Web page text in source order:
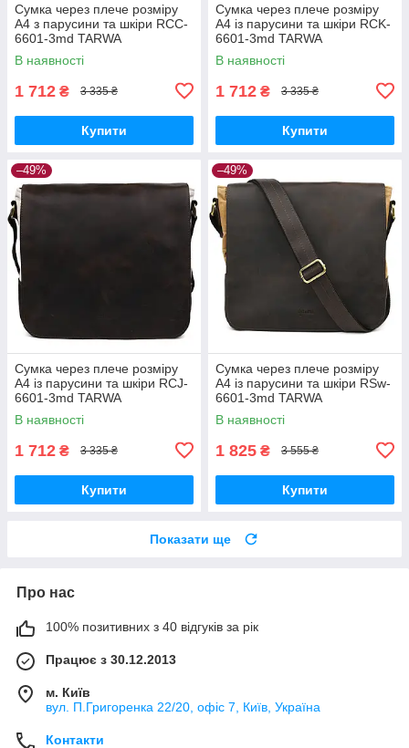
Сумка через плече розміру
А4 з парусини та шкіри RCC-
6601-3md TARWA
В наявності
1 712 ₴ 3 335 ₴
Купити
Сумка через плече розміру
А4 із парусини та шкіри RCK-
6601-3md TARWA
В наявності
1 712 ₴ 3 335 ₴
Купити
–49%
Сумка через плече розміру
А4 із парусини та шкіри RCJ-
6601-3md TARWA
В наявності
1 712 ₴ 3 335 ₴
Купити
–49%
Сумка через плече розміру
А4 із парусини та шкіри RSw-
6601-3md TARWA
В наявності
1 825 ₴ 3 555 ₴
Купити
Показати ще
Про нас
100% позитивних з 40 відгуків за рік
Працює з 30.12.2013
м. Київ
вул. П.Григоренка 22/20, офіс 7, Київ, Україна
Контакти